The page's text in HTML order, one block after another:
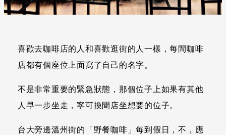
喜歡去咖啡店的人和喜歡逛街的人一樣，每間咖啡
店都有個座位上面寫了自己的名字。
不是非常重要的緊急狀態，那個位子上如果有其他
人早一步坐走，寧可換間店坐想要的位子。
台大旁邊溫州街的「野餐咖啡」每到假日，不，應